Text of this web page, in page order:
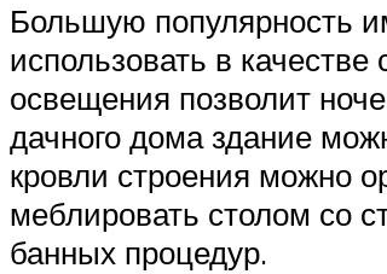
Большую популярность
использовать в
освещения позволит
дачного дома здание
кровли строения можно
меблировать столом со
банных процедур.